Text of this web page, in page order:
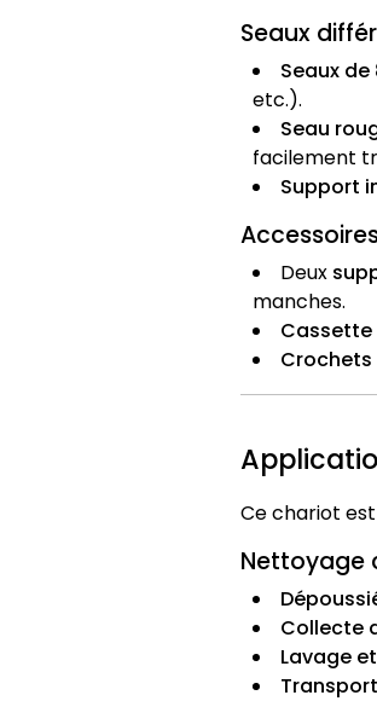
Seaux
Seaux de
etc.).
Seau
facilement
Support
Deux
manches.
Ce chariot
Nettoyage
Collecte
Lavage